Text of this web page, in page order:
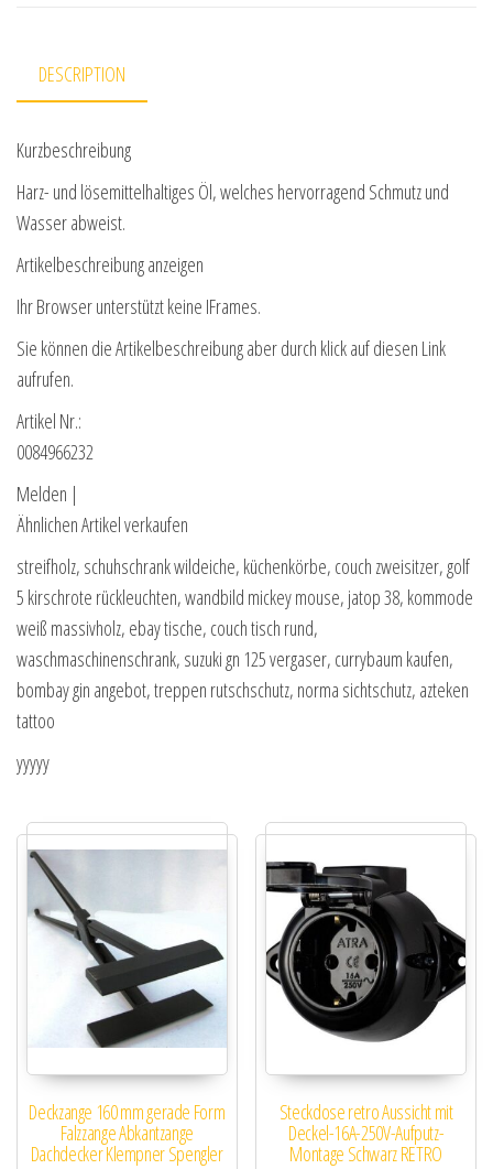
DESCRIPTION
Kurzbeschreibung
Harz- und lösemittelhaltiges Öl, welches hervorragend Schmutz und
Wasser abweist.
Artikelbeschreibung anzeigen
Ihr Browser unterstützt keine IFrames.
Sie können die Artikelbeschreibung aber durch klick auf diesen Link
aufrufen.
Artikel Nr.:
0084966232
Melden |
Ähnlichen Artikel verkaufen
streifholz, schuhschrank wildeiche, küchenkörbe, couch zweisitzer, golf
5 kirschrote rückleuchten, wandbild mickey mouse, jatop 38, kommode
weiß massivholz, ebay tische, couch tisch rund,
waschmaschinenschrank, suzuki gn 125 vergaser, currybaum kaufen,
bombay gin angebot, treppen rutschschutz, norma sichtschutz, azteken
tattoo
yyyyy
Deckzange 160 mm gerade Form
Falzzange Abkantzange
Dachdecker Klempner Spengler
Steckdose retro Aussicht mit
Deckel-16A-250V-Aufputz-
Montage Schwarz RETRO